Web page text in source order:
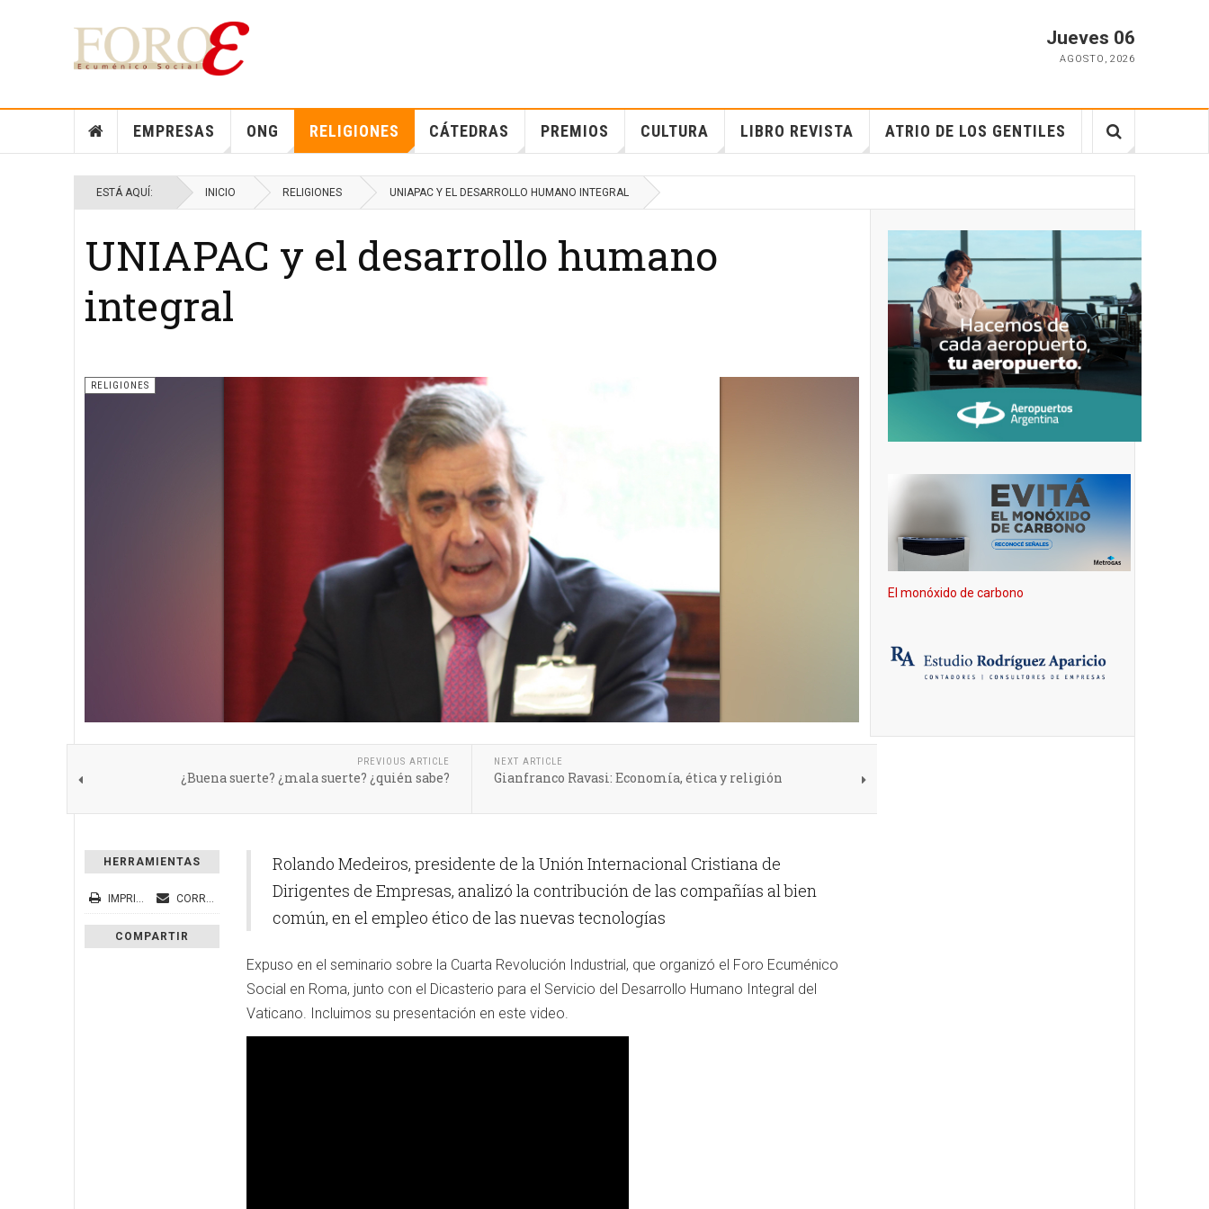
Jueves 06
AGOSTO , 2026
EMPRESAS ONG RELIGIONES CÁTEDRAS PREMIOS CULTURA LIBRO REVISTA ATRIO DE LOS GENTILES
ESTÁ AQUÍ: INICIO RELIGIONES UNIAPAC Y EL DESARROLLO HUMANO INTEGRAL
UNIAPAC y el desarrollo humano
integral
RELIGIONES
PREVIOUS ARTICLE
¿Buena suerte? ¿mala suerte? ¿quién sabe?
NEXT ARTICLE
Gianfranco Ravasi: Economía, ética y religión
HERRAMIENTAS
IMPRIMIR CORREO ELECTRÓNICO
COMPARTIR
Rolando Medeiros, presidente de la Unión Internacional Cristiana de
Dirigentes de Empresas, analizó la contribución de las compañías al bien
común, en el empleo ético de las nuevas tecnologías
Expuso en el seminario sobre la Cuarta Revolución Industrial, que organizó el Foro Ecuménico
Social en Roma, junto con el Dicasterio para el Servicio del Desarrollo Humano Integral del
Vaticano. Incluimos su presentación en este video.
El monóxido de carbono